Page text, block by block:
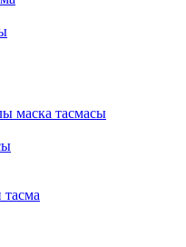
маска тасмасы